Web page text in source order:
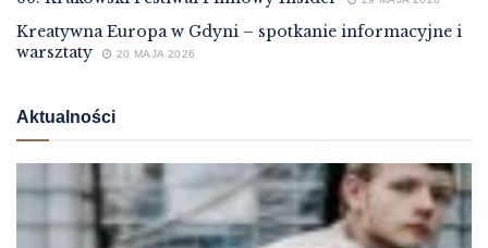
Kreatywna Europa w Gdyni – spotkanie informacyjne i
warsztaty
20 MAJA 2026
Aktualności